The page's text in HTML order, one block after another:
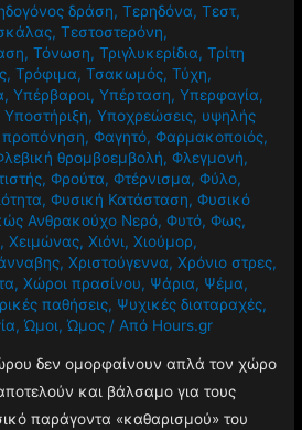
δράση,Τερηδόνα,Τεστ,
,Τεστοστερόνη,
,Τόνωση,Τριγλυκερίδια,Τρίτη
,Τρόφιμα,Τσακωμός,Τύχη,
,Υπέρβαροι,Υπέρταση,Υπερφαγία,
Υποστήριξη,Υποχρεώσεις, υψηλής
προπόνηση,Φαγητό,Φαρμακοποιός,
θρομβοεμβολή,Φλεγμονή,
,Φρούτα,Φτέρνισμα,Φύλο,
,Φυσική Κατάσταση,Φυσικό
Ανθρακούχο Νερό,Φυτό,Φως,
,Χειμώνας,Χιόνι,Χιούμορ,
,Χριστούγεννα,Χρόνιο στρες,
,Χώροι πρασίνου, Ψάρια, Ψέμα,
παθήσεις, Ψυχικές διαταραχές,
,Ώμοι,Ώμος / Από Hours.gr
δεν ομορφαίνουν απλά τον χώρο
και βάλσαμο για τους
παράγοντα «καθαρισμού» του